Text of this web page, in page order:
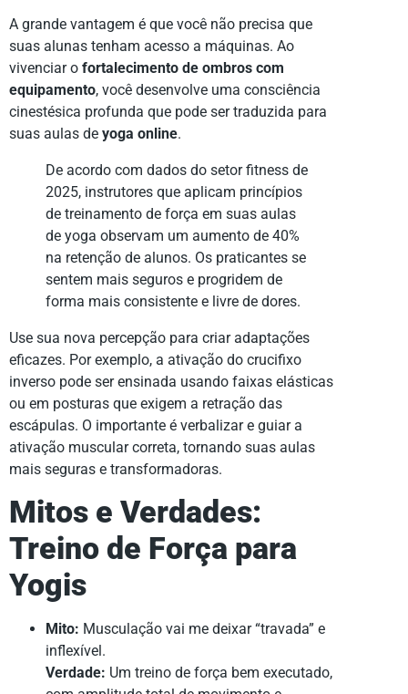
A grande vantagem é que você não precisa que
suas alunas tenham acesso a máquinas. Ao
vivenciar o fortalecimento de ombros com
equipamento, você desenvolve uma consciência
cinestésica profunda que pode ser traduzida para
suas aulas de yoga online.
De acordo com dados do setor fitness de
2025, instrutores que aplicam princípios
de treinamento de força em suas aulas
de yoga observam um aumento de 40%
na retenção de alunos. Os praticantes se
sentem mais seguros e progridem de
forma mais consistente e livre de dores.
Use sua nova percepção para criar adaptações
eficazes. Por exemplo, a ativação do crucifixo
inverso pode ser ensinada usando faixas elásticas
ou em posturas que exigem a retração das
escápulas. O importante é verbalizar e guiar a
ativação muscular correta, tornando suas aulas
mais seguras e transformadoras.
Mitos e Verdades:
Treino de Força para
Yogis
Mito: Musculação vai me deixar “travada” e
inflexível.
Verdade: Um treino de força bem executado,